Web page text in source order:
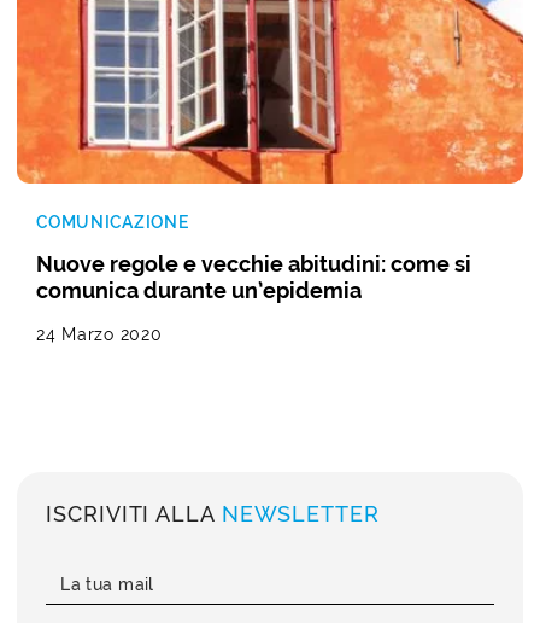
COMUNICAZIONE
Nuove regole e vecchie abitudini: come si
comunica durante un’epidemia
24 Marzo 2020
ISCRIVITI ALLA NEWSLETTER